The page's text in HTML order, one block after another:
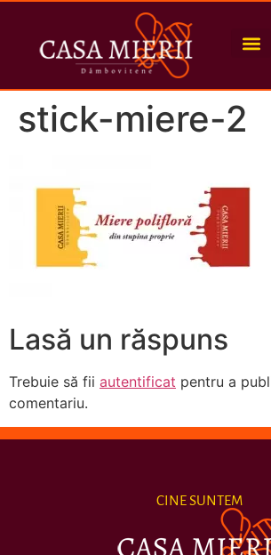
stick-miere-2
Lasă un răspuns
Trebuie să fii autentificat pentru a
comentariu.
CINE SUNTEM